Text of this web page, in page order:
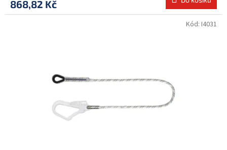
868,82 Kč
Kód: I4031